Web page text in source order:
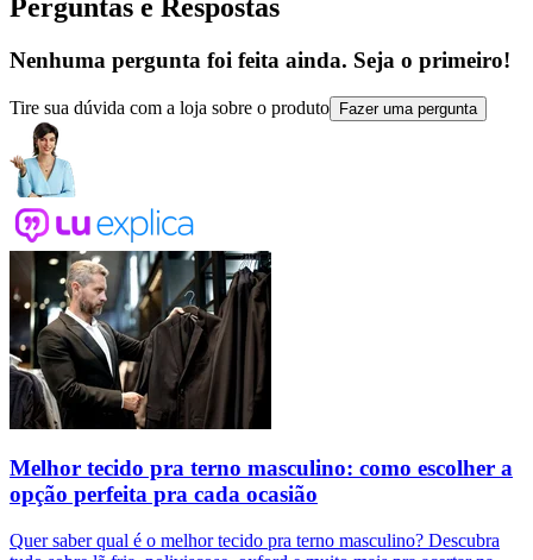
Perguntas e Respostas
Nenhuma pergunta foi feita ainda. Seja o primeiro!
Tire sua dúvida com a loja sobre o produto Fazer uma pergunta
Melhor tecido pra terno masculino: como escolher a
opção perfeita pra cada ocasião
Quer saber qual é o melhor tecido pra terno masculino? Descubra